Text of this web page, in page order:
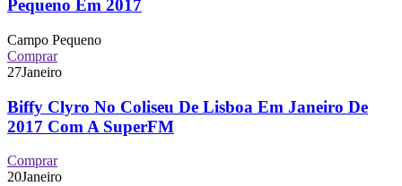
Pequeno Em 2017
Campo Pequeno
Comprar
27Janeiro
Biffy Clyro No Coliseu De Lisboa Em Janeiro De
2017 Com A SuperFM
Comprar
20Janeiro